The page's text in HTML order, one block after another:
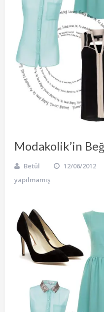
Modakolik’in
Betül 12/06/2012
yapılmamış